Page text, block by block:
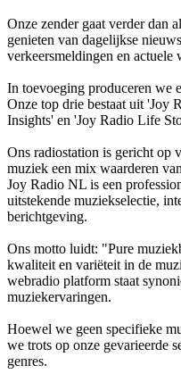
Onze zender gaat verder dan
genieten van dagelijkse
verkeersmeldingen en actuele
In toevoeging produceren we
Onze top drie bestaat uit 'Joy
Insights' en 'Joy Radio Life
Ons radiostation is gericht op
muziek een mix waarderen
Joy Radio NL is een
uitstekende muziekselectie,
berichtgeving.
Ons motto luidt: "Pure
kwaliteit en variëteit in de
webradio platform staat
muziekervaringen.
Hoewel we geen specifieke
we trots op onze gevarieerde
genres.